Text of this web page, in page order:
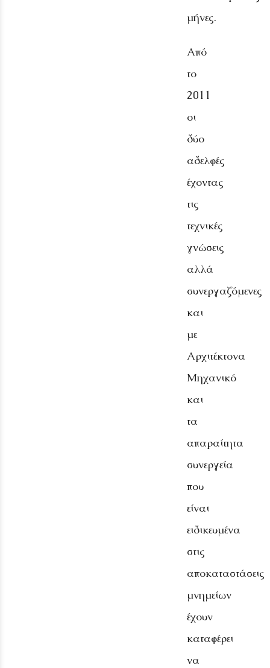
μήνες.
Από
το
2011
οι
δύο
αδελφές
έχοντας
τις
τεχνικές
γνώσεις
αλλά
συνεργαζόμενες
και
με
Αρχιτέκτονα
Μηχανικό
και
τα
απαραίτητα
συνεργεία
που
είναι
ειδικευμένα
στις
αποκαταστάσεις
μνημείων
έχουν
καταφέρει
να